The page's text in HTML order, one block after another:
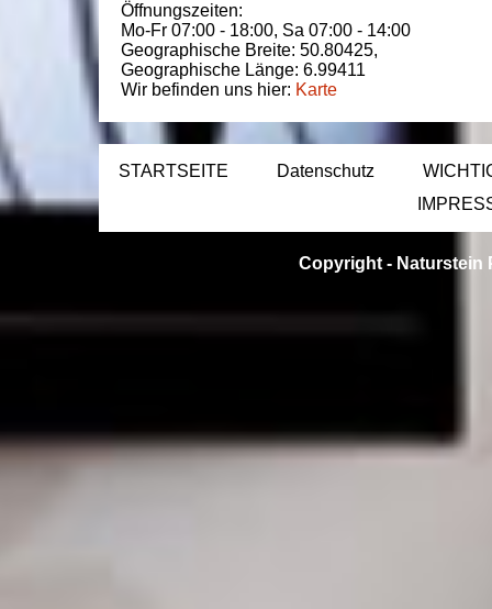
Öffnungszeiten:
Mo-Fr 07:00 - 18:00, Sa 07:00 - 14:00
Geographische Breite: 50.80425,
Geographische Länge: 6.99411
Wir befinden uns hier: Karte
STARTSEITE Datenschutz
Copyright - Naturstein